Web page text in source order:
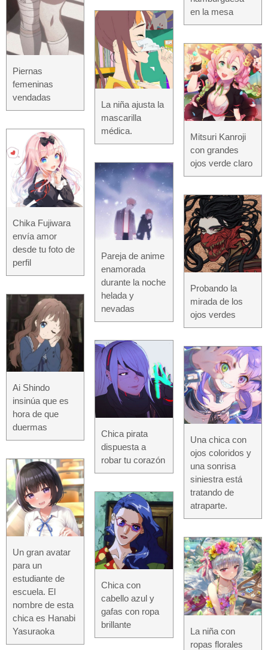
Piernas
femeninas
vendadas
Chika Fujiwara
envía amor
desde tu foto de
perfil
Ai Shindo
insinúa que es
hora de que
duermas
Un gran avatar
para un
estudiante de
escuela. El
nombre de esta
chica es Hanabi
Yasuraoka
La niña ajusta la
mascarilla
médica.
Pareja de anime
enamorada
durante la noche
helada y
nevadas
Chica pirata
dispuesta a
robar tu corazón
Chica con
cabello azul y
gafas con ropa
brillante
en la mesa
Mitsuri Kanroji
con grandes
ojos verde claro
Probando la
mirada de los
ojos verdes
Una chica con
ojos coloridos y
una sonrisa
siniestra está
tratando de
atraparte.
La niña con
ropas florales